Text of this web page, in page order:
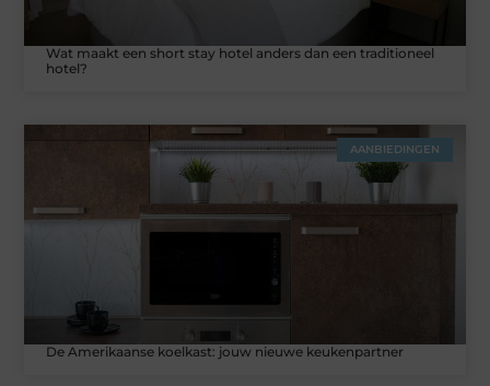
Wat maakt een short stay hotel anders dan een traditioneel
hotel?
AANBIEDINGEN
De Amerikaanse koelkast: jouw nieuwe keukenpartner